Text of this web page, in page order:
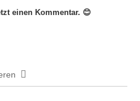
einen Kommentar. 😊